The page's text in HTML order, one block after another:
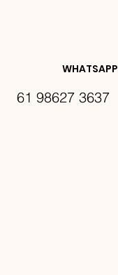
E
WHATSAPP
61 98627 3637